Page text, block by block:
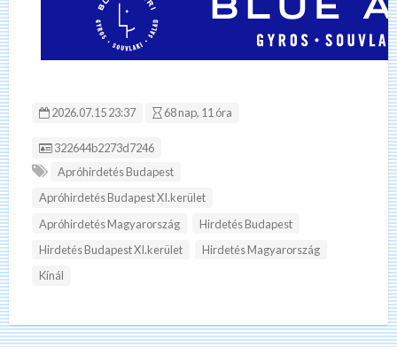
2026.07.15 23:37 68 nap, 11 óra
Hirdetés ID:
322644b2273d7246
Apróhirdetés Budapest
Apróhirdetés Budapest XI.kerület
Apróhirdetés Magyarország
Hirdetés Budapest
Hirdetés Budapest XI.kerület
Hirdetés Magyarország
Kínál